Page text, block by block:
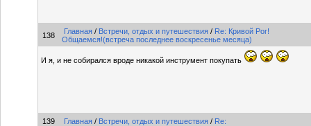
138 Главная / Встречи, отдых и путешествия / Re: Кривой Рог!
Общаемся!(встреча последнее воскресенье месяца)
И я, и не собирался вроде никакой инструмент покупать
139 Главная / Встречи, отдых и путешествия / Re: